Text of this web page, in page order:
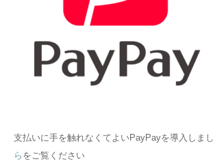
支払いに手を触れなくてよいPayPayを導入しま
ら をご覧ください